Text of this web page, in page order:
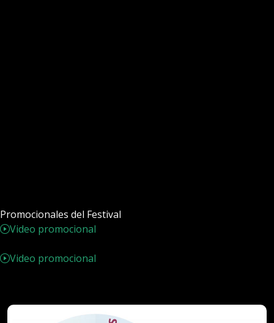
Promocionales del Festival
Video promocional
Video promocional